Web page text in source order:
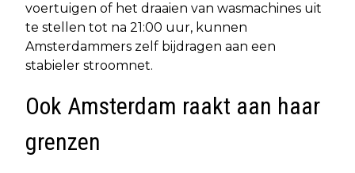
voertuigen of het draaien van wasmachines uit
te stellen tot na 21:00 uur, kunnen
Amsterdammers zelf bijdragen aan een
stabieler stroomnet.
Ook Amsterdam raakt aan haar
grenzen